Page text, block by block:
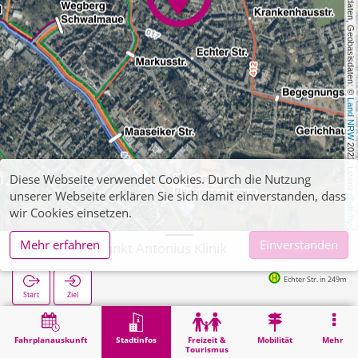
, Kartendaten, Geobasisdaten: ©
Land NRW
2021, Lizenz
dl-de/by-2-0
Fahrplanauskunft Stadtinfos
Freizeit &
Tourismus
Mobilität Mehr
Wegberg, Sankt Antonius Klinik
Start Ziel
Echter Str. in 249m
Stadtinfos Wegberg, Sankt Antonius Klinik
Diese Webseite verwendet Cookies. Durch die Nutzung
unserer Webseite erklären Sie sich damit einverstanden, dass
wir Cookies einsetzen.
Mehr erfahren
Einverstanden